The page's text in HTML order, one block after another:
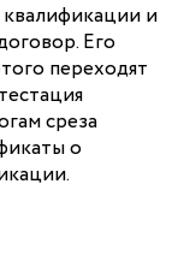
квалификации и
Его
переходят
среза
о